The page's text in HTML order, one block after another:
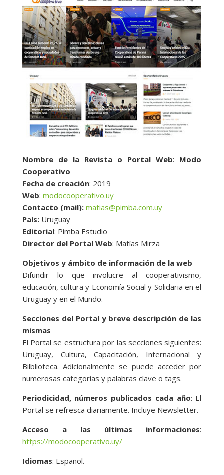
Nombre de la Revista o Portal Web: Modo
Cooperativo
Fecha de creación: 2019
Web: modocooperativo.uy
Contacto (mail): matias@pimba.com.uy
País:Uruguay
Editorial: Pimba Estudio
Director del Portal Web: Matías Mirza
Objetivos y ámbito de información de la web
Difundir lo que involucre al cooperativismo,
educación, cultura y Economía Social y Solidaria en el
Uruguay y en el Mundo.
Secciones del Portal y breve descripción de las
mismas
El Portal se estructura por las secciones siguientes:
Uruguay, Cultura, Capacitación, Internacional y
Bilblioteca. Adicionalmente se puede acceder por
numerosas categorías y palabras clave o tags.
Periodicidad, números publicados cada año: El
Portal se refresca diariamente. Incluye Newsletter.
Acceso a las últimas informaciones:
https://modocooperativo.uy/
Idiomas: Español.